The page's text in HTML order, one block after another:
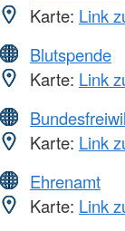
Karte: Link
Blutspende
Karte: Link
Karte: Link
Ehrenamt
Karte: Link